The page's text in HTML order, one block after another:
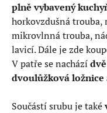
plně vybavený
horkovzdušná trouba,
mikrovlnná trouba,
lavicí. Dále je zde
V patře se nachází
dvoulůžková ložnice
Součástí srubu je také